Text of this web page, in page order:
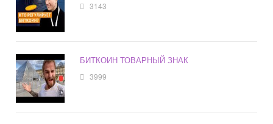
3143
БИТКОИН ТОВАРНЫЙ ЗНАК
3999